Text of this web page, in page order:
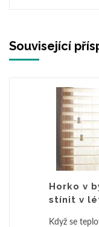
Související
Horko v
stínit v
Když se